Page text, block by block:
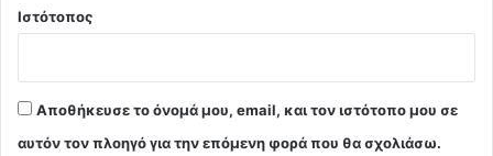
Ιστότοπος
Αποθήκευσε το όνομά μου, email, και τον ιστότοπο μου σε
αυτόν τον πλοηγό για την επόμενη φορά που θα σχολιάσω.